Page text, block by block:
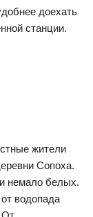
доехать
станции.
жители
Сопоха.
немало белых.
водопада